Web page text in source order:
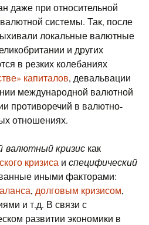
даже при относительной
системы. Так, после
локальные валютные
и других
в резких колебаниях
капиталов, девальвации
международной валютной
противоречий в валютно-
отношениях.
валютный кризис как
кризиса и специфический
иными факторами:
, долговым кризисом,
и т.д. В связи с
развитии экономики в